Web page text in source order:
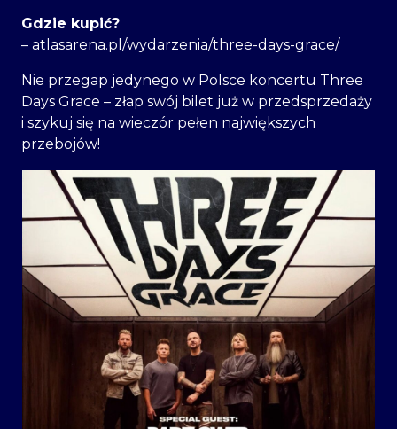
Gdzie kupić?
– atlasarena.pl/wydarzenia/three-days-grace/
Nie przegap jedynego w Polsce koncertu Three
Days Grace – złap swój bilet już w przedsprzedaży
i szykuj się na wieczór pełen największych
przebojów!